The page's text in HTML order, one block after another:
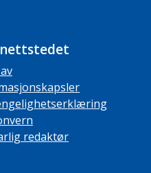
redaktør